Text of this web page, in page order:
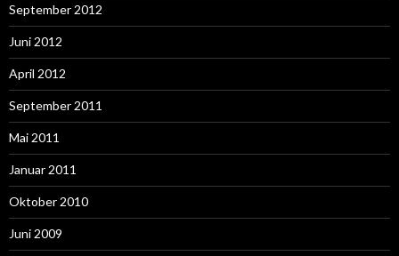
September 2012
Juni 2012
April 2012
September 2011
Mai 2011
Januar 2011
Oktober 2010
Juni 2009